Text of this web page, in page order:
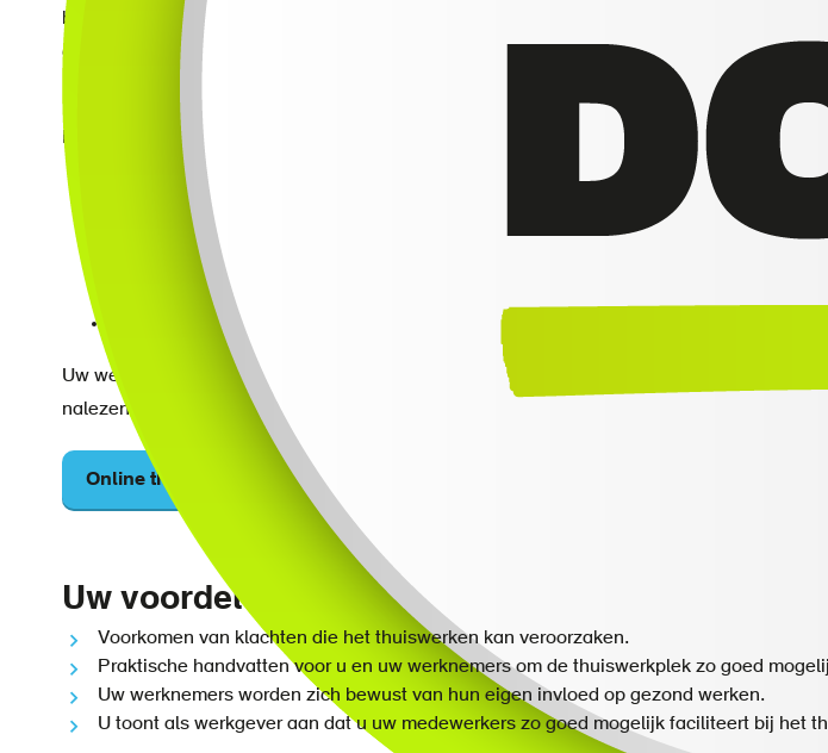
behandelt houding, werkwijze en mogelijke risico’s op klachten. Voor werknemers met
online thuiswerkplek-check niet geschikt. U kunt hiervoor een
werkplekonderzoekafsluiten
Dit komt er tijdens de check aan bod:
Werkplek: stoel, bureau, beeldscherm(en), toetsenbord, muis, extra's.
Werkhouding: zitten, staan, afwisseling.
Werkdruk: regelmogelijkheden, pieken, dalen.
Werkomgeving: verlichting, geluid.
Werktijden: pauzes, beweging, ontspanning, werk/privébalans
Uw werknemer krijgt het besproken advies gemaild door de ergonoom. Zo kan hij of zij het
nalezen en direct toepassen.
Online thuiswerkplek-check afsluiten
Uw voordelen
Voorkomen van klachten die het thuiswerken kan veroorzaken.
Praktische handvatten voor u en uw werknemers om de thuiswerkplek zo goed
Uw werknemers worden zich bewust van hun eigen invloed op gezond werken.
U toont als werkgever aan dat u uw medewerkers zo goed mogelijk faciliteert bij het